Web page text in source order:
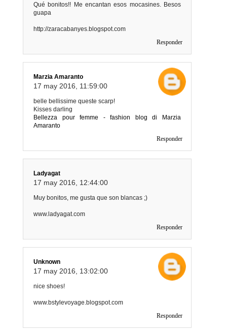
Qué bonitos!! Me encantan esos mocasines. Besos
guapa
http://zaracabanyes.blogspot.com
Responder
Marzia Amaranto
17 may 2016, 11:59:00
belle bellissime queste scarp!
Kisses darling
Bellezza pour femme - fashion blog di Marzia
Amaranto
Responder
Ladyagat
17 may 2016, 12:44:00
Muy bonitos, me gusta que son blancas ;)
www.ladyagat.com
Responder
Unknown
17 may 2016, 13:02:00
nice shoes!
www.bstylevoyage.blogspot.com
Responder